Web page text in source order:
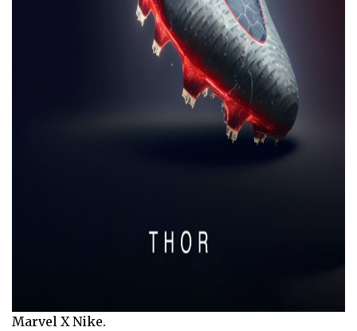
Marvel X Nike.